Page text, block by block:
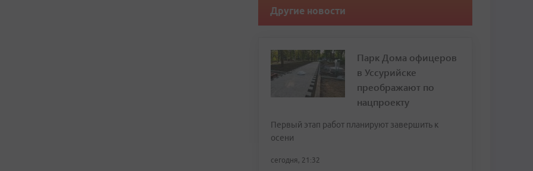
Другие новости
Парк Дома офицеров
в Уссурийске
преображают по
нацпроекту
Первый этап работ планируют завершить к
осени
сегодня, 21:32